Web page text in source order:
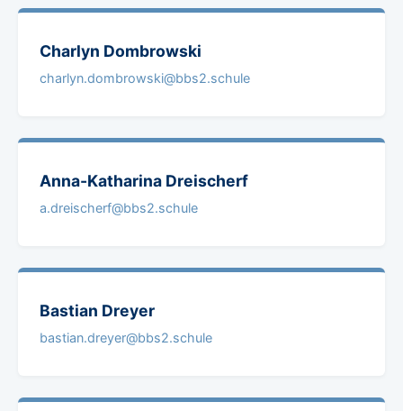
Charlyn Dombrowski
charlyn.dombrowski@bbs2.schule
Anna-Katharina Dreischerf
a.dreischerf@bbs2.schule
Bastian Dreyer
bastian.dreyer@bbs2.schule